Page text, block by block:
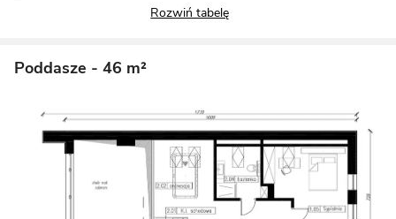
Poddasze - 46 m²